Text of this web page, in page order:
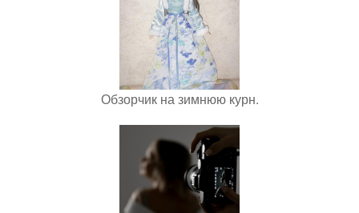
Обзорчик на зимнюю курн.